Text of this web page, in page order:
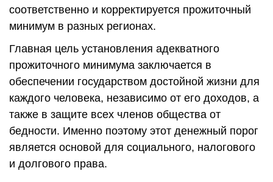
соответственно и корректируется прожиточный
минимум в разных регионах.
Главная цель установления адекватного
прожиточного минимума заключается в
обеспечении государством достойной жизни для
каждого человека, независимо от его доходов, а
также в защите всех членов общества от
бедности. Именно поэтому этот денежный порог
является основой для социального, налогового
и долгового права.